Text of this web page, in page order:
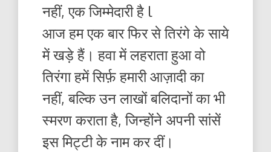
नहीं, एक जिम्मेदारी है l
आज हम एक बार फिर से तिरंगे के साये
में खड़े हैं। हवा में लहराता हुआ वो
तिरंगा हमें सिर्फ़ हमारी आज़ादी का
नहीं, बल्कि उन लाखों बलिदानों का भी
स्मरण कराता है, जिन्होंने अपनी सांसें
इस मिट्टी के नाम कर दीं।